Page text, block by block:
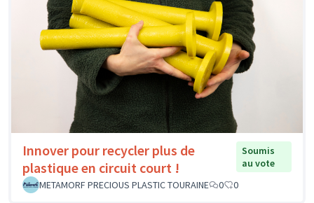
Innover pour recycler plus de
plastique en circuit court !
Soumis
au vote
METAMORF PRECIOUS PLASTIC TOURAINE
0 0